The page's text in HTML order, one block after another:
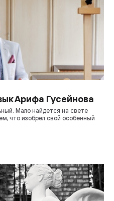
Арифа Гусейнова
Мало найдется на свете
что изобрел свой особенный